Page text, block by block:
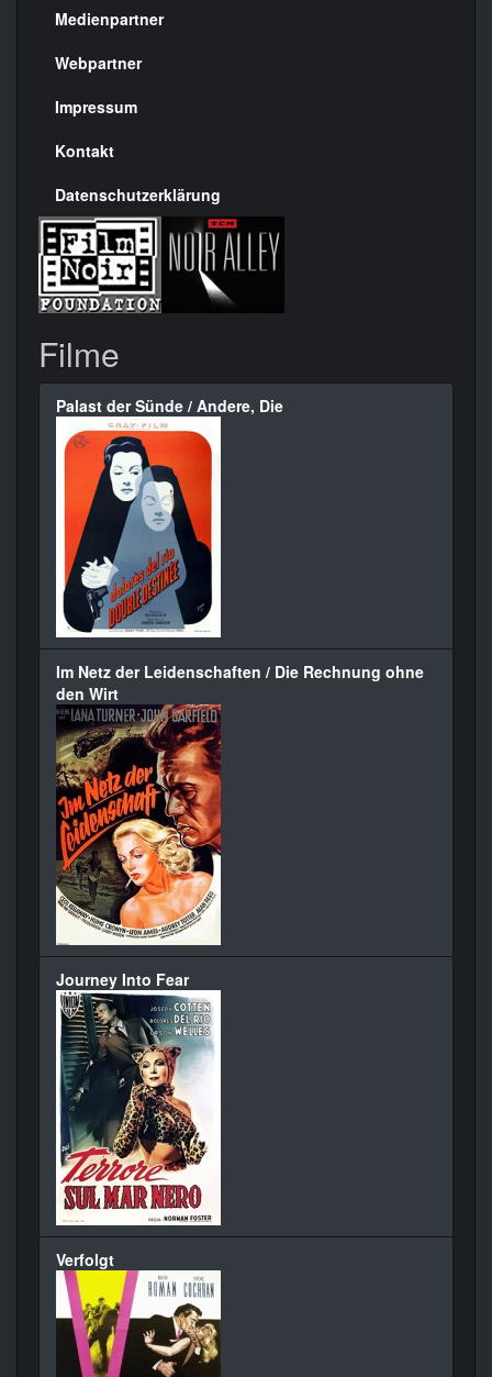
Menülinks
rechte
Seite
Medienpartner
Webpartner
Impressum
Kontakt
Datenschutzerklärung
Filme
Palast der Sünde / Andere, Die
Im Netz der Leidenschaften / Die Rechnung ohne
den Wirt
Journey Into Fear
Verfolgt